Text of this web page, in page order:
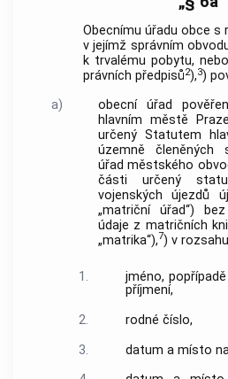
Obecnímu úřadu obce
v jejímž správním
k trvalému pobytu,
právních předpisů2),3)
a)
obecní úřad
hlavním městě
určený Statutem
územně členěných
úřad městského
části určený
vojenských újezdů
„matriční úřad“)
údaje z matričních
„matrika“),7) v rozsahu
1.
jméno,
příjmení,
2.
rodné číslo,
3.
datum a místo